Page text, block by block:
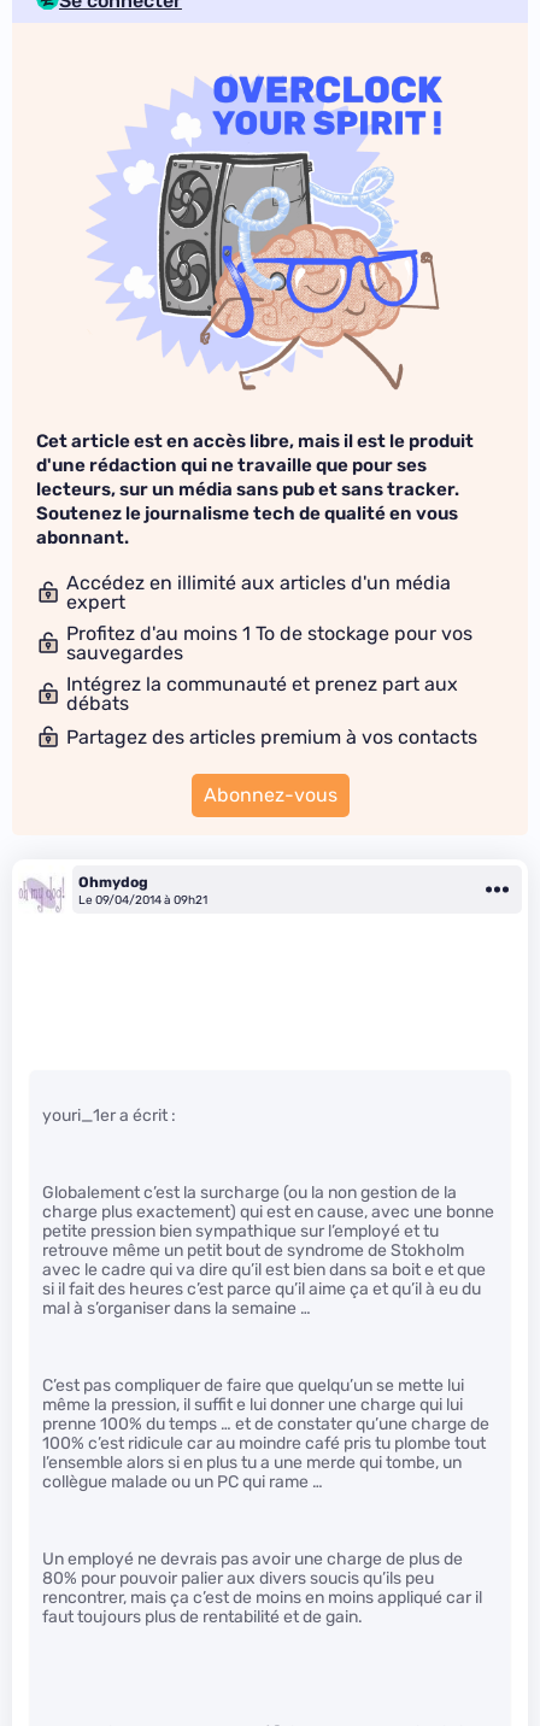
Cet article est en accès libre, mais il est le produit
d'une rédaction qui ne travaille que pour ses
lecteurs, sur un média sans pub et sans tracker.
Soutenez le journalisme tech de qualité en vous
abonnant.
Accédez en illimité aux articles d'un média
expert
Profitez d'au moins 1 To de stockage pour vos
sauvegardes
Intégrez la communauté et prenez part aux
débats
Partagez des articles premium à vos contacts
Abonnez-vous
Ohmydog
Le 09/04/2014 à 09h21
youri_1er a écrit :
Globalement c’est la surcharge (ou la non gestion de la
charge plus exactement) qui est en cause, avec une bonne
petite pression bien sympathique sur l’employé et tu
retrouve même un petit bout de syndrome de Stokholm
avec le cadre qui va dire qu’il est bien dans sa boit e et que
si il fait des heures c’est parce qu’il aime ça et qu’il à eu du
mal à s’organiser dans la semaine …
C’est pas compliquer de faire que quelqu’un se mette lui
même la pression, il suffit e lui donner une charge qui lui
prenne 100% du temps … et de constater qu’une charge de
100% c’est ridicule car au moindre café pris tu plombe tout
l’ensemble alors si en plus tu a une merde qui tombe, un
collègue malade ou un PC qui rame …
Un employé ne devrais pas avoir une charge de plus de
80% pour pouvoir palier aux divers soucis qu’ils peu
rencontrer, mais ça c’est de moins en moins appliqué car il
faut toujours plus de rentabilité et de gain.